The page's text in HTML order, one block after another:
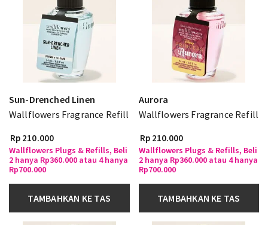
Sun-Drenched Linen
Wallflowers Fragrance Refill
Rp 210.000
Wallflowers Plugs & Refills, Beli
2 hanya Rp360.000 atau 4 hanya
Rp700.000
TAMBAHKAN KE TAS
Aurora
Wallflowers Fragrance Refill
Rp 210.000
Wallflowers Plugs & Refills, Beli
2 hanya Rp360.000 atau 4 hanya
Rp700.000
TAMBAHKAN KE TAS